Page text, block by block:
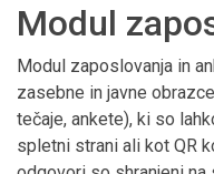
Modul
Modul zaposlovanja in
zasebne in javne
tečaje, ankete), ki so
spletni strani ali kot QR